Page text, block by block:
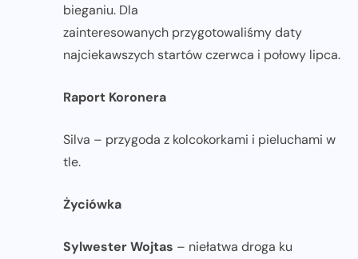
bieganiu. Dla
zainteresowanych przygotowaliśmy daty
najciekawszych startów czerwca i połowy lipca.
Raport Koronera
Silva – przygoda z kolcokorkami i pieluchami w
tle.
Życiówka
Sylwester Wojtas – niełatwa droga ku